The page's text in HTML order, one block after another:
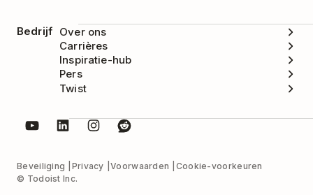
Bedrijf Over ons
Carrières
Inspiratie-hub
Pers
Twist
Beveiliging Privacy Voorwaarden
Cookie-voorkeuren
© Todoist Inc.